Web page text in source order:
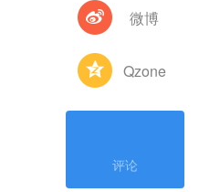
微博
Qzone
评论